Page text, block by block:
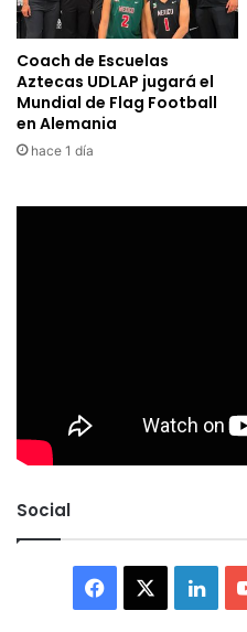
Coach de Escuelas
Aztecas UDLAP jugará el
Mundial de Flag Football
en Alemania
hace 1 día
Social
Facebook